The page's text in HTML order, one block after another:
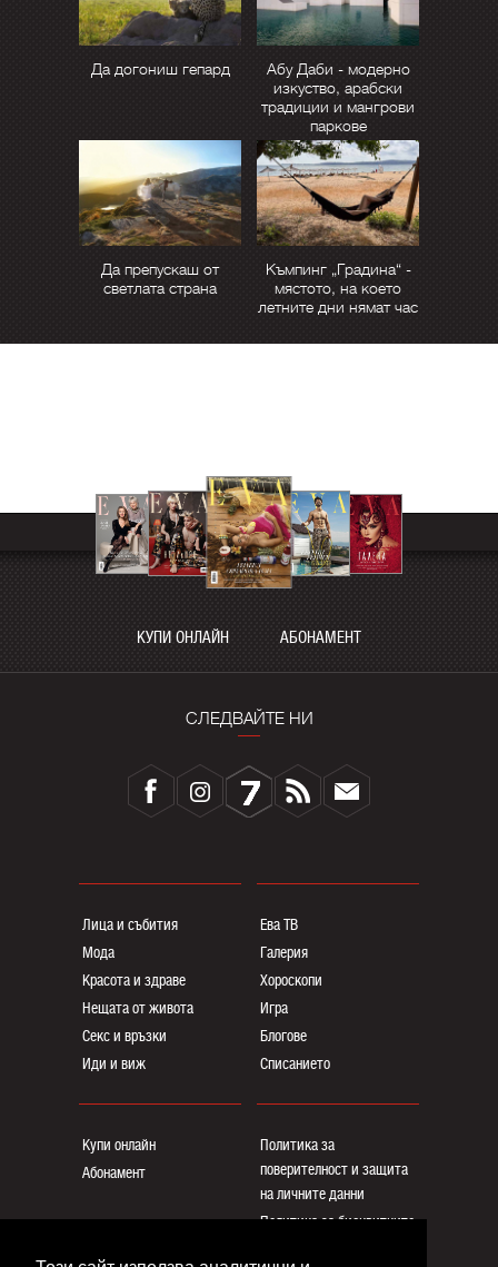
Да догониш гепард
Абу Даби - модерно
изкуство, арабски
традиции и мангрови
паркове
Да препускаш от
светлата страна
Къмпинг „Градина“ -
мястото, на което
летните дни нямат час
КУПИ ОНЛАЙН АБОНАМЕНТ
СЛЕДВАЙТЕ НИ
Лица и събития
Мода
Красота и здраве
Нещата от живота
Секс и връзки
Иди и виж
Ева ТВ
Галерия
Хороскопи
Игра
Блогoве
Списанието
Купи онлайн
Абонамент
Политика за
поверителност и защита
на личните данни
Политика за бисквитките